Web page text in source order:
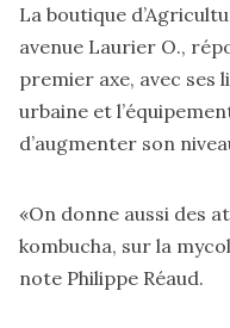
La boutique
avenue Laurier O.,
premier axe, avec
urbaine et
d’augmenter son
«On donne aussi des
kombucha, sur la
note Philippe Réaud.